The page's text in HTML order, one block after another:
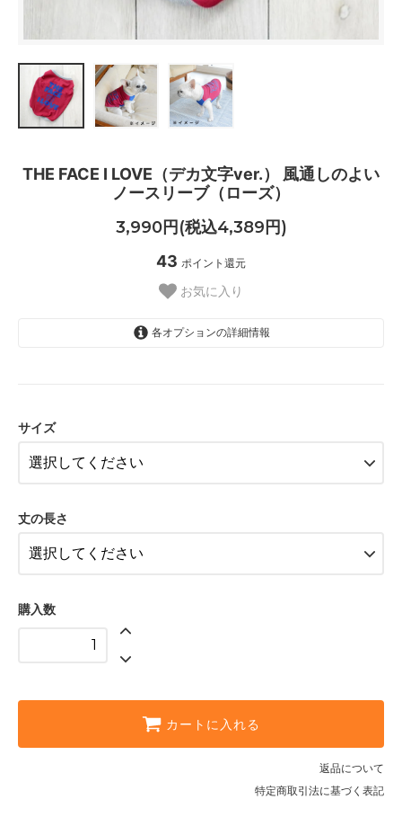
THE FACE I LOVE（デカ文字ver.） 風通しのよい
ノースリーブ（ローズ）
3,990円(税込4,389円)
43 ポイント還元
お気に入り
各オプションの詳細情報
FB-S
サイズ
丈の長さ
購入数
カートに入れる
返品について
特定商取引法に基づく表記